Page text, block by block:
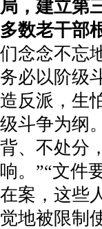
局，建立第
多数老干部
们念念不忘
务必以阶级
造反派，生
级斗争为纲
背、不处分
响。”“文件
在案，这些
觉地被限制